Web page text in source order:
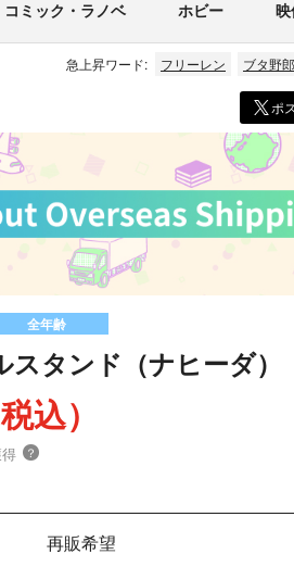
コミック・ラノベ ホビー
急上昇ワード: フリーレン ブタ野郎
ポ
全年齢
タンド（ナヒーダ）
込）
？
再販希望